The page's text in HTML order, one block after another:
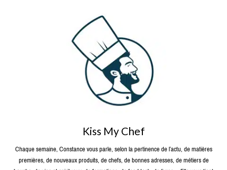
Kiss My Chef
Chaque semaine, Constance vous parle, selon la pertinence de l’actu, de matières
premières, de nouveaux produits, de chefs, de bonnes adresses, de métiers de